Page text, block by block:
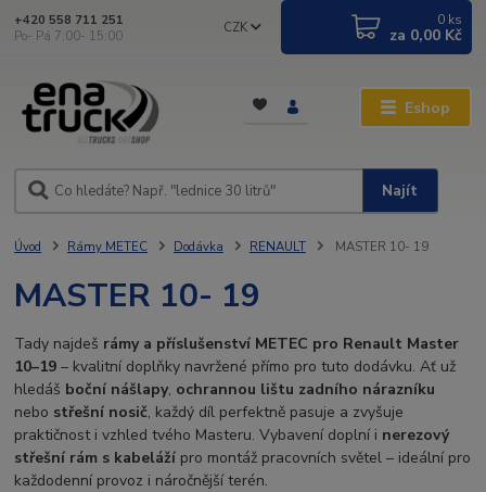
Eshop
CZK
Najít
+420 558 711 251
Po- Pá 7:00- 15:00
0 ks
za 0,00 Kč
Úvod Rámy METEC Dodávka RENAULT MASTER 10- 19
MASTER 10- 19
Tady najdeš rámy a příslušenství METEC pro Renault Master
10–19 – kvalitní doplňky navržené přímo pro tuto dodávku. Ať už
hledáš boční nášlapy, ochrannou lištu zadního nárazníku
nebo střešní nosič, každý díl perfektně pasuje a zvyšuje
praktičnost i vzhled tvého Masteru. Vybavení doplní i nerezový
střešní rám s kabeláží pro montáž pracovních světel – ideální pro
každodenní provoz i náročnější terén.